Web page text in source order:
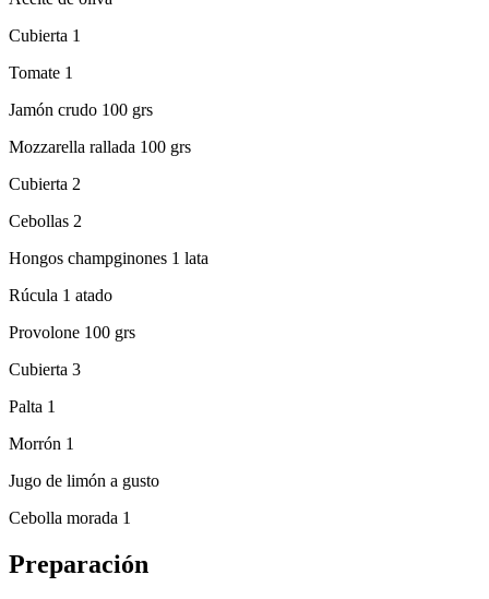
Cubierta 1
Tomate 1
Jamón crudo 100 grs
Mozzarella rallada 100 grs
Cubierta 2
Cebollas 2
Hongos champginones 1 lata
Rúcula 1 atado
Provolone 100 grs
Cubierta 3
Palta 1
Morrón 1
Jugo de limón a gusto
Cebolla morada 1
Preparación